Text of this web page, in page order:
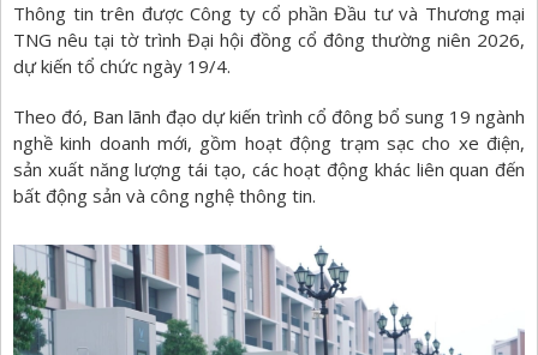
Thông tin trên được Công ty cổ phần Đầu tư và Thương mại
TNG nêu tại tờ trình Đại hội đồng cổ đông thường niên 2026,
dự kiến tổ chức ngày 19/4.
Theo đó, Ban lãnh đạo dự kiến trình cổ đông bổ sung 19 ngành
nghề kinh doanh mới, gồm hoạt động trạm sạc cho xe điện,
sản xuất năng lượng tái tạo, các hoạt động khác liên quan đến
bất động sản và công nghệ thông tin.